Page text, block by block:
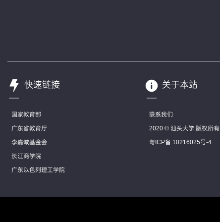
快速链接
国家教育部
广东省教育厅
李嘉诚基金会
长江商学院
广东以色列理工学院
关于本站
联系我们
2020 © 汕头大学 版权所有
粤ICP备 10216025号-4